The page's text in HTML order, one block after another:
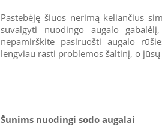
Pastebėję šiuos nerimą keliančius
suvalgyti nuodingo augalo
nepamirškite pasiruošti augalo
lengviau rasti problemos šaltinį, o
Šunims nuodingi sodo augalai